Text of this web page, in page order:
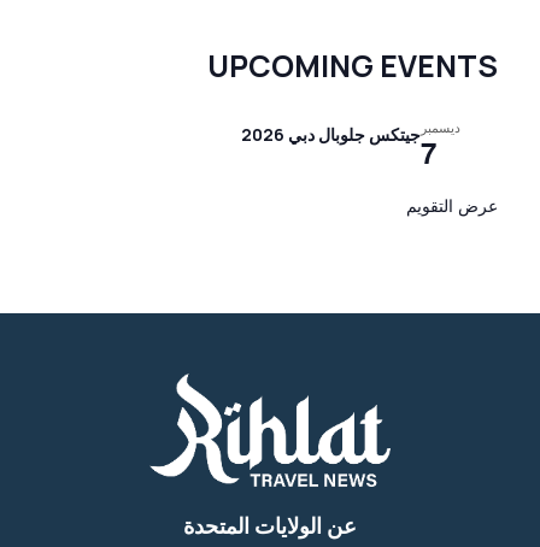
UPCOMING EVENTS
ديسمبر
7جيتكس جلوبال دبي 2026
عرض التقويم
عن الولايات المتحدة